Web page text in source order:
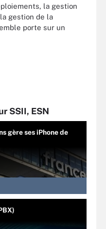
la gestion
gestion de la
porte sur un
SSII, ESN
gère ses iPhone de